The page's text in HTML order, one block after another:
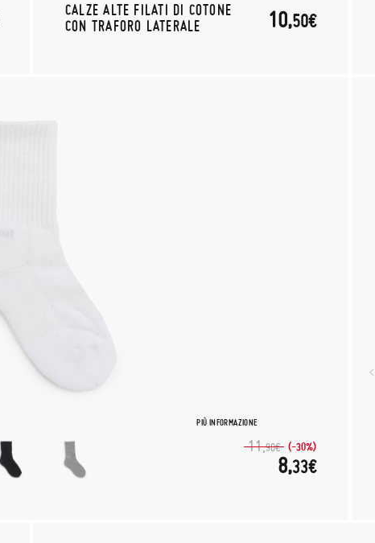
CALZE ALTE FILATI DI COTONE
CON TRAFORO LATERALE
10,50€
PIÙ INFORMAZIONE
11,90€ (-30%)
8,33€